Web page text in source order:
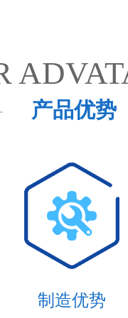
产品优势
制造优势